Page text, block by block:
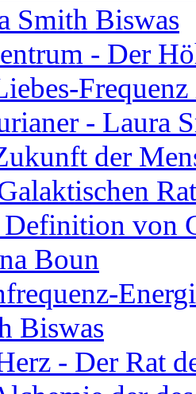
Smith Biswas
- Der
- Laura
der
Definition von
Boun
Biswas
- Der Rat